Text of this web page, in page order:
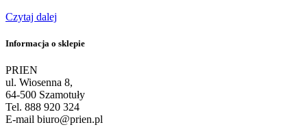
Czytaj dalej
Informacja o sklepie
PRIEN
ul. Wiosenna 8,
64-500 Szamotuły
Tel. 888 920 324
E-mail biuro@prien.pl